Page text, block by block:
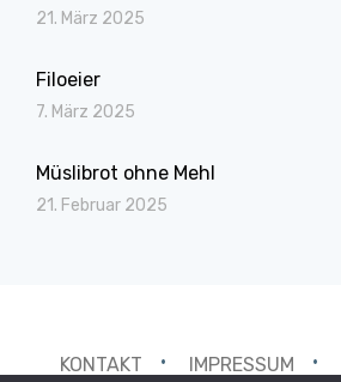
21. März 2025
Filoeier
7. März 2025
Müslibrot ohne Mehl
21. Februar 2025
KONTAKT IMPRESSUM